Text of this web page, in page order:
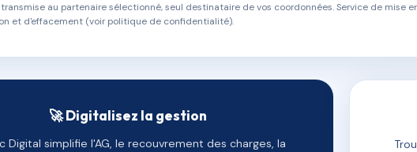
au partenaire sélectionné, seul destinataire de vos coordonnées. Service de mise
et d'effacement (voir politique de confidentialité).
🚀 Digitalisez la gestion
Digital simplifie l'AG, le recouvrement des charges, la